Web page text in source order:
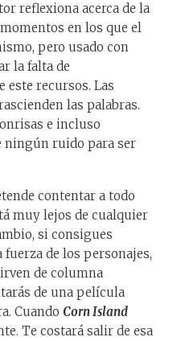
reflexiona acerca de la
en los que el
pero usado con
la falta de
recursos. Las
las palabras.
e incluso
ningún ruido para ser
contentar a todo
muy lejos de cualquier
si consigues
de los personajes,
de columna
de una película
Cuando Corn Island
Te costará salir de esa